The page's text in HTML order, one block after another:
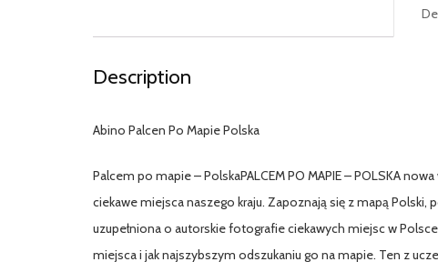
Description
Abino Palcen Po Mapie Polska
Palcem po mapie – PolskaPALCEM PO MAPIE – POLSKA
ciekawe miejsca naszego kraju. Zapoznają się z mapą Polski,
uzupełniona o autorskie fotografie ciekawych miejsc w
miejsca i jak najszybszym odszukaniu go na mapie. Ten z